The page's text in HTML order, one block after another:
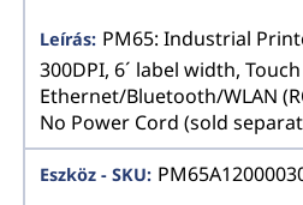
PM65: Industrial
300DPI, 6´ label width,
Ethernet/Bluetooth/WLAN
No Power Cord (sold